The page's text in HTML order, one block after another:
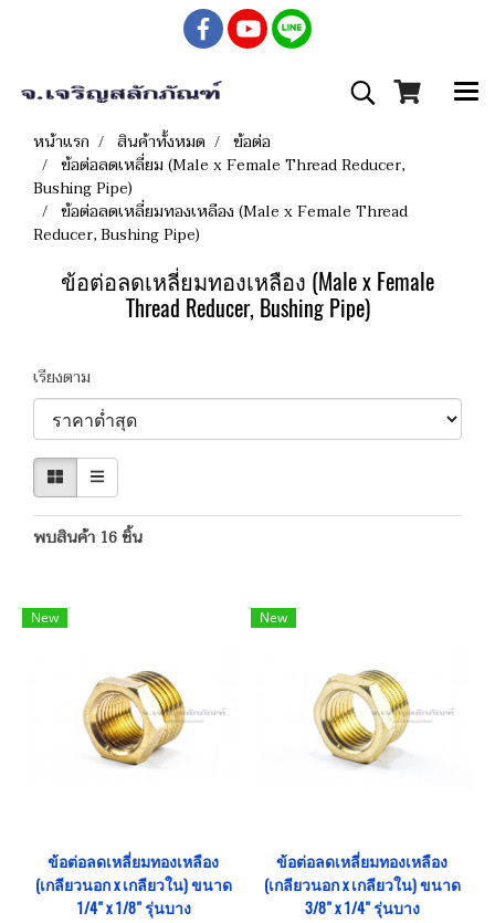
หน้าแรก สินค้าทั้งหมด
ข้อต่อ
ข้อต่อลดเหลี่ยม (Male x Female Thread Reducer,
Bushing Pipe)
ข้อต่อลดเหลี่ยมทองเหลือง (Male x Female Thread
Reducer, Bushing Pipe)
ข้อต่อลดเหลี่ยมทองเหลือง (Male x Female
Thread Reducer, Bushing Pipe)
เรียงตาม
พบสินค้า 16 ชิ้น
New
ข้อต่อลดเหลี่ยมทองเหลือง
(เกลียวนอก x เกลียวใน) ขนาด
1/4" x 1/8" รุ่นบาง
New
ข้อต่อลดเหลี่ยมทองเหลือง
(เกลียวนอก x เกลียวใน) ขนาด
3/8" x 1/4" รุ่นบาง